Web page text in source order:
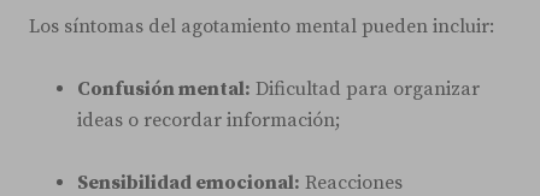
Los síntomas del agotamiento mental pueden incluir:
Confusión mental: Dificultad para organizar
ideas o recordar información;
Sensibilidad emocional: Reacciones